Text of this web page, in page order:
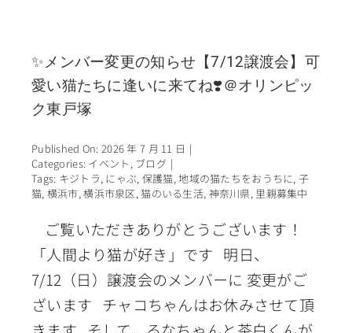
✨メンバー変更の知らせ【7/12譲渡会】可
愛い猫たちに逢いに来てね❣️＠オリンピッ
ク東戸塚
Published On: 2026 年 7 月 11 日 |
Categories: イベント , ブログ |
Tags: キジトラ, にゃぶ, 保護猫,地域の猫たちをおうちに,子
猫, 横浜市,横浜市泉区,猫のいる生活, 神奈川県, 里親募集中
ご覧いただきありがとうございます！
「人間より猫が好き」です 明日、
7/12（日）譲渡会のメンバーに 変更がご
ざいます チャコちゃんはお休みさせて頂